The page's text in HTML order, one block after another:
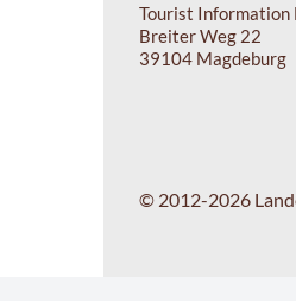
Tourist Information
Breiter Weg 22
39104 Magdeburg
© 2012-2026